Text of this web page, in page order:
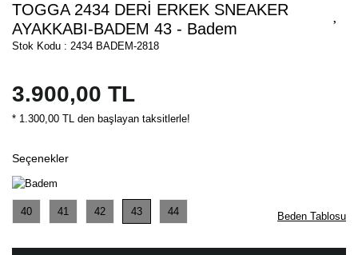
TOGGA 2434 DERİ ERKEK SNEAKER
AYAKKABI-BADEM 43 - Badem
Stok Kodu : 2434 BADEM-2818
3.900,00 TL
* 1.300,00 TL den başlayan taksitlerle!
Seçenekler
40 41 42 43 44 Beden Tablosu